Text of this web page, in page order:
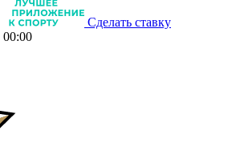
Сделать ставку
00:00